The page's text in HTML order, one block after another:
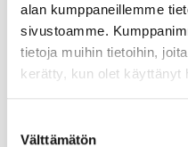
alan kumppaneillemme
sivustoamme.
tietoja muihin tietoihin,
kerätty, kun olet käyttänyt
valinta
Välttämätön